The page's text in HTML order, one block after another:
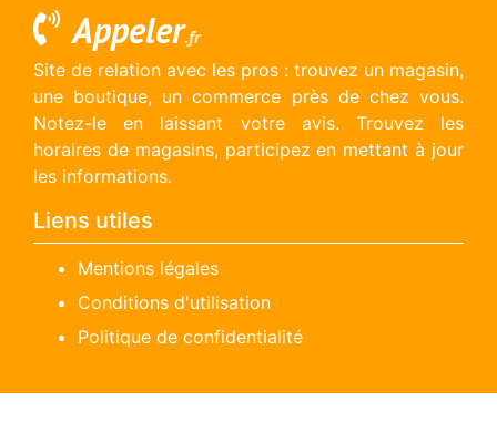
Appeler.fr
Site de relation avec les pros : trouvez un magasin,
une boutique, un commerce près de chez vous.
Notez-le en laissant votre avis. Trouvez les
horaires de magasins, participez en mettant à jour
les informations.
Liens utiles
Mentions légales
Conditions d'utilisation
Politique de confidentialité